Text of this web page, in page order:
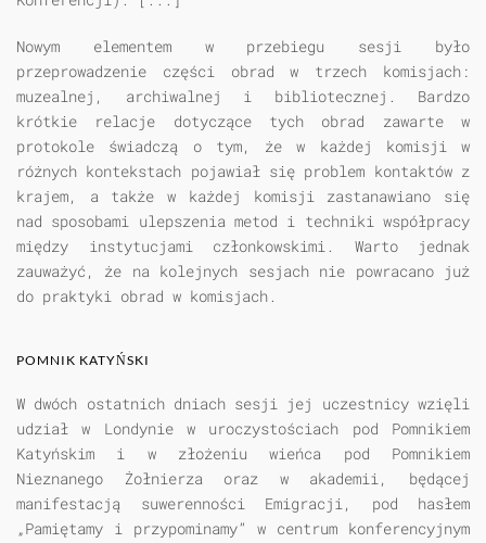
Nowym elementem w przebiegu sesji było
przeprowadzenie części obrad w trzech komisjach:
muzealnej, archiwalnej i bibliotecznej. Bardzo
krótkie relacje dotyczące tych obrad zawarte w
protokole świadczą o tym, że w każdej komisji w
różnych kontekstach pojawiał się problem kontaktów z
krajem, a także w każdej komisji zastanawiano się
nad sposobami ulepszenia metod i techniki współpracy
między instytucjami członkowskimi. Warto jednak
zauważyć, że na kolejnych sesjach nie powracano już
do praktyki obrad w komisjach.
POMNIK KATYŃSKI
W dwóch ostatnich dniach sesji jej uczestnicy wzięli
udział w Londynie w uroczystościach pod Pomnikiem
Katyńskim i w złożeniu wieńca pod Pomnikiem
Nieznanego Żołnierza oraz w akademii, będącej
manifestacją suwerenności Emigracji, pod hasłem
„Pamiętamy i przypominamy” w centrum konferencyjnym